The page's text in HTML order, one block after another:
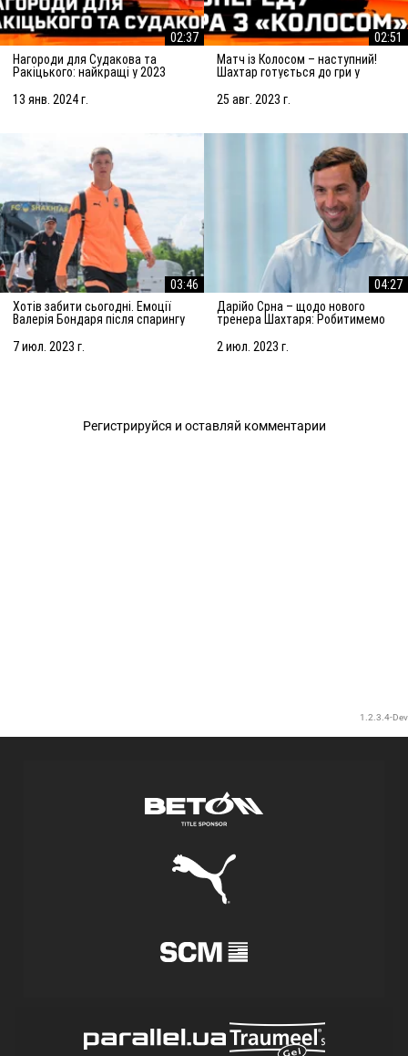
02:37
Нагороди для Судакова та
Ракіцького: найкращі у 2023
13 янв. 2024 г.
02:51
Матч із Колосом – наступний!
Шахтар готується до гри у
25 авг. 2023 г.
03:46
Хотів забити сьогодні. Емоції
Валерія Бондаря після спарингу
7 июл. 2023 г.
04:27
Дарійо Срна – щодо нового
тренера Шахтаря: Робитимемо
2 июл. 2023 г.